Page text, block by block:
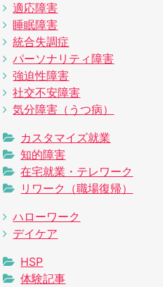
適応障害
睡眠障害
統合失調症
パーソナリティ障害
強迫性障害
社交不安障害
気分障害（うつ病）
カスタマイズ就業
知的障害
在宅就業・テレワーク
リワーク（職場復帰）
ハローワーク
デイケア
HSP
体験記事